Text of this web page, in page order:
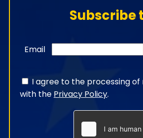
Subscribe
Email
I agree to the processing
with the Privacy Policy.